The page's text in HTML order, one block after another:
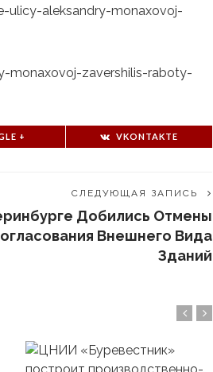
ulicy-aleksandry-monaxovoj-
monaxovoj-zavershilis-raboty-
+ VKONTAKTE
СЛЕДУЮЩАЯ ЗАПИСЬ
Добились Отмены
Внешнего Вида
Зданий